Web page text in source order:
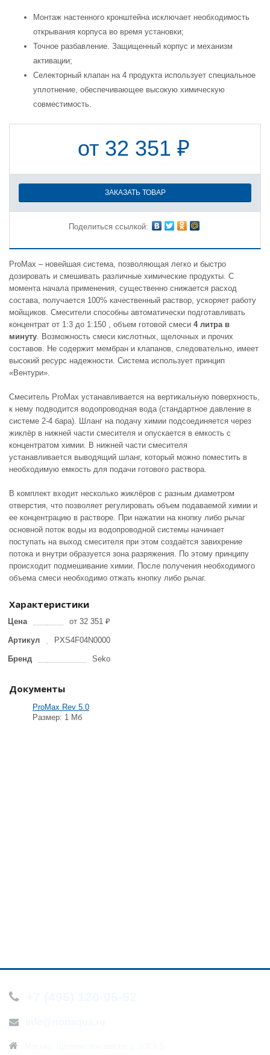
Монтаж настенного кронштейна исключает необходимость
открывания корпуса во время установки;
Точное разбавление. Защищенный корпус и механизм
активации;
Селекторный клапан на 4 продукта использует специальное
уплотнение, обеспечивающее высокую химическую
совместимость.
от 32 351 ₽
ЗАКАЗАТЬ ТОВАР
Поделиться ссылкой:
ProMax – новейшая система, позволяющая легко и быстро
дозировать и смешивать различные химические продукты. С
момента начала применения, существенно снижается расход
состава, получается 100% качественный раствор, ускоряет работу
мойщиков. Смесители способны автоматически подготавливать
концентрат от 1:3 до 1:150 , объем готовой смеси 4 литра в
минуту . Возможность смеси кислотных, щелочных и прочих
составов. Не содержит мембран и клапанов, следовательно, имеет
высокий ресурс надежности. Система использует принцип
«Вентури».
Смеситель ProMax устанавливается на вертикальную поверхность,
к нему подводится водопроводная вода (стандартное давление в
системе 2-4 бара). Шланг на подачу химии подсоединяется через
жиклёр в нижней части смесителя и опускается в емкость с
концентратом химии. В нижней части смесителя
устанавливается выводящий шланг, который можно поместить в
необходимую емкость для подачи готового раствора.
В комплект входит несколько жиклёров с разным диаметром
отверстия, что позволяет регулировать объем подаваемой химии и
ее концентрацию в растворе. При нажатии на кнопку либо рычаг
основной поток воды из водопроводной системы начинает
поступать на выход смесителя при этом создаётся завихрение
потока и внутри образуется зона разряжения. По этому принципу
происходит подмешивание химии. После получения необходимого
объема смеси необходимо отжать кнопку либо рычаг.
Характеристики
Цена от 32 351 ₽
Артикул PXS4F04N0000
Бренд Seko
Документы
ProMax Rev 5.0
Размер: 1 Мб